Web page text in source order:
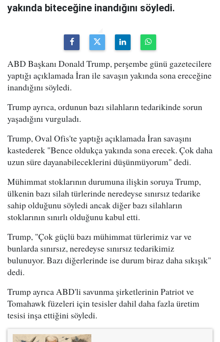
yakında biteceğine inandığını söyledi.
ABD Başkanı Donald Trump, perşembe günü gazetecilere
yaptığı açıklamada İran ile savaşın yakında sona ereceğine
inandığını söyledi.
Trump ayrıca, ordunun bazı silahların tedarikinde sorun
yaşadığını vurguladı.
Trump, Oval Ofis'te yaptığı açıklamada İran savaşını
kastederek "Bence oldukça yakında sona erecek. Çok daha
uzun süre dayanabileceklerini düşünmüyorum" dedi.
Mühimmat stoklarının durumuna ilişkin soruya Trump,
ülkenin bazı silah türlerinde neredeyse sınırsız tedarike
sahip olduğunu söyledi ancak diğer bazı silahların
stoklarının sınırlı olduğunu kabul etti.
Trump, "Çok güçlü bazı mühimmat türlerimiz var ve
bunlarda sınırsız, neredeyse sınırsız tedarikimiz
bulunuyor. Bazı diğerlerinde ise durum biraz daha sıkışık"
dedi.
Trump ayrıca ABD'li savunma şirketlerinin Patriot ve
Tomahawk füzeleri için tesisler dahil daha fazla üretim
tesisi inşa ettiğini söyledi.